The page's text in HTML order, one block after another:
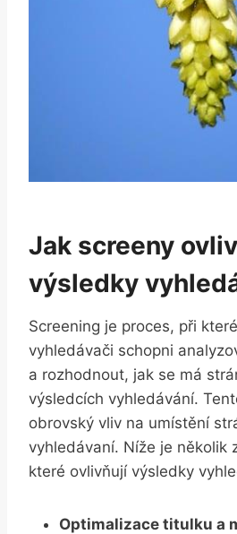
Jak screeny
výsledky
Screening je‍ proces, při
vyhledávači schopni
⁢a​ rozhodnout, jak se má⁣
‌výsledcích vyhledávání.
obrovský vliv na ‍umístění
⁢vyhledávaní. Níže je několik
které ⁤ovlivňují⁢ výsledky
Optimalizace titulku a